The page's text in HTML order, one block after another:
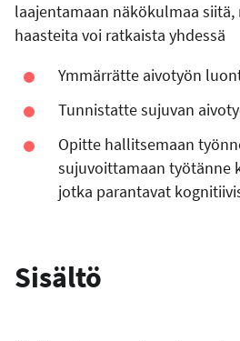
laajentamaan näkökulmaa
haasteita voi ratkaista yhdessä
Ymmärrätte aivotyön
Tunnistatte sujuvan
Opitte hallitsemaan
sujuvoittamaan työtänne
jotka parantavat
Sisältö